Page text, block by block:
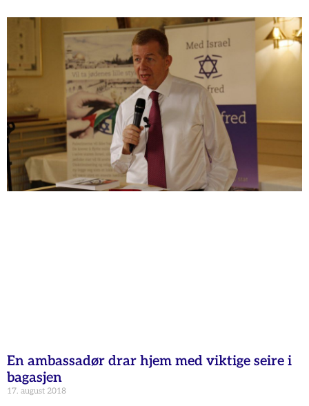
En ambassadør drar hjem med viktige seire i
bagasjen
17. august 2018